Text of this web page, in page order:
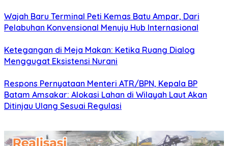
Wajah Baru Terminal Peti Kemas Batu Ampar, Dari
Pelabuhan Konvensional Menuju Hub Internasional
Ketegangan di Meja Makan: Ketika Ruang Dialog
Menggugat Eksistensi Nurani
Respons Pernyataan Menteri ATR/BPN, Kepala BP
Batam Amsakar: Alokasi Lahan di Wilayah Laut Akan
Ditinjau Ulang Sesuai Regulasi